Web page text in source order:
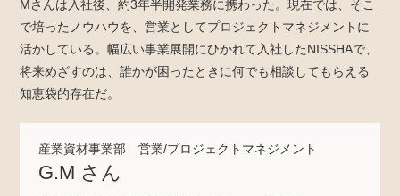
Mさんは入社後、約3年半開発業務に携わった。現在では、そこ
で培ったノウハウを、営業としてプロジェクトマネジメントに
活かしている。幅広い事業展開にひかれて入社したNISSHAで、
将来めざすのは、誰かが困ったときに何でも相談してもらえる
知恵袋的存在だ。
産業資材事業部 営業/プロジェクトマネジメント
G.M さん